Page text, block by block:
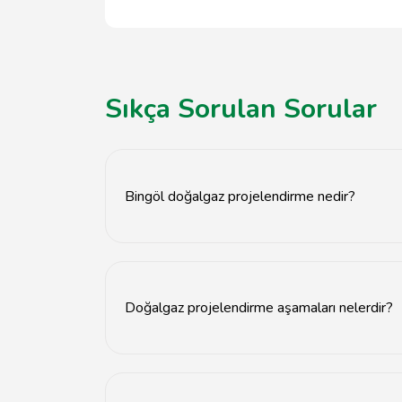
Sıkça Sorulan Sorular
Bingöl doğalgaz projelendirme nedir?
Doğalgaz projelendirme aşamaları nelerdir?